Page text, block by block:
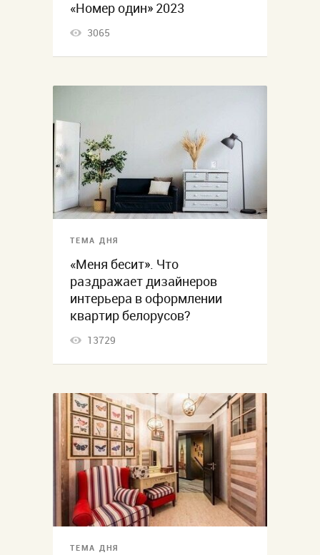
«Номер один» 2023
3065
ТЕМА ДНЯ
«Меня бесит». Что
раздражает дизайнеров
интерьера в оформлении
квартир белорусов?
13729
ТЕМА ДНЯ